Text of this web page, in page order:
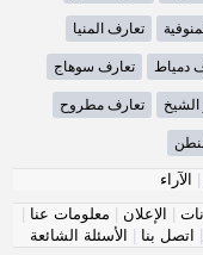
تعارف المنيا
دمياط تعارف سوهاج
تعارف مطروح
| الآراء
| الإعلان | معلومات عنا |
| اتصل بنا | الأسئلة الشائعة